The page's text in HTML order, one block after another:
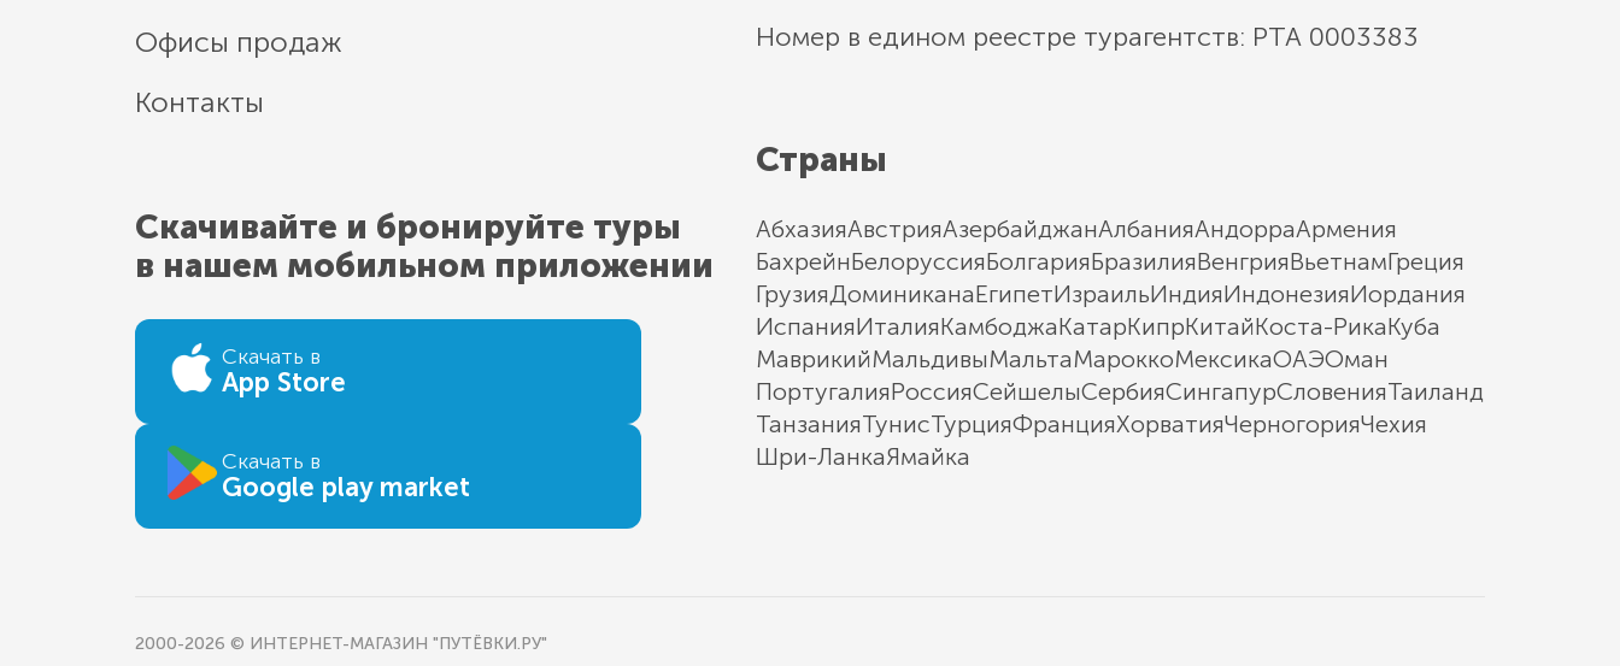
Офисы продаж
Контакты
Скачивайте и бронируйте туры
в нашем мобильном приложении
Скачать в
App Store
Скачать в
Google play market
Номер в едином реестре турагентств: РТА 0003383
Страны
АбхазияАвстрияАзербайджанАлбанияАндорраАрмения
БахрейнБелоруссияБолгарияБразилияВенгрияВьетнамГреция
ГрузияДоминиканаЕгипетИзраильИндияИндонезияИордания
ИспанияИталияКамбоджаКатарКипрКитайКоста-РикаКуба
МаврикийМальдивыМальтаМароккоМексикаОАЭОман
ПортугалияРоссияСейшелыСербияСингапурСловенияТаиланд
ТанзанияТунисТурцияФранцияХорватияЧерногорияЧехия
Шри-ЛанкаЯмайка
2000-2026 © ИНТЕРНЕТ-МАГАЗИН "ПУТЁВКИ.РУ"